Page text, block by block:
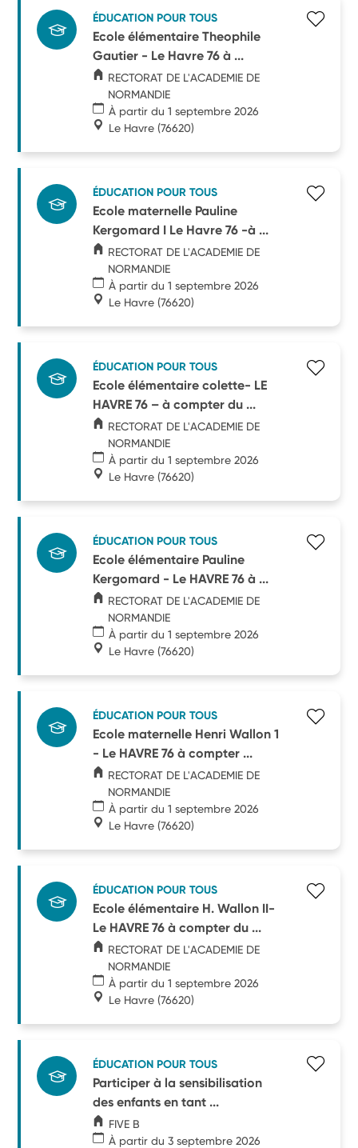
ÉDUCATION POUR TOUS
Ecole élémentaire Theophile
Gautier - Le Havre 76 à ...
RECTORAT DE L'ACADEMIE DE
NORMANDIE
À partir du 1 septembre 2026
Le Havre (76620)
ÉDUCATION POUR TOUS
Ecole maternelle Pauline
Kergomard I Le Havre 76 -à ...
RECTORAT DE L'ACADEMIE DE
NORMANDIE
À partir du 1 septembre 2026
Le Havre (76620)
ÉDUCATION POUR TOUS
Ecole élémentaire colette- LE
HAVRE 76 – à compter du ...
RECTORAT DE L'ACADEMIE DE
NORMANDIE
À partir du 1 septembre 2026
Le Havre (76620)
ÉDUCATION POUR TOUS
Ecole élémentaire Pauline
Kergomard - Le HAVRE 76 à ...
RECTORAT DE L'ACADEMIE DE
NORMANDIE
À partir du 1 septembre 2026
Le Havre (76620)
ÉDUCATION POUR TOUS
Ecole maternelle Henri Wallon 1
- Le HAVRE 76 à compter ...
RECTORAT DE L'ACADEMIE DE
NORMANDIE
À partir du 1 septembre 2026
Le Havre (76620)
ÉDUCATION POUR TOUS
Ecole élémentaire H. Wallon II-
Le HAVRE 76 à compter du ...
RECTORAT DE L'ACADEMIE DE
NORMANDIE
À partir du 1 septembre 2026
Le Havre (76620)
ÉDUCATION POUR TOUS
Participer à la sensibilisation
des enfants en tant ...
FIVE B
À partir du 3 septembre 2026